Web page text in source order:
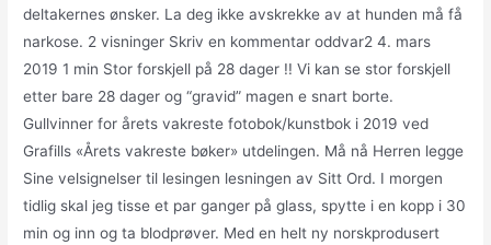
deltakernes ønsker. La deg ikke avskrekke av at hunden må få
narkose. 2 visninger Skriv en kommentar oddvar2 4. mars
2019 1 min Stor forskjell på 28 dager !! Vi kan se stor forskjell
etter bare 28 dager og “gravid” magen e snart borte.
Gullvinner for årets vakreste fotobok/kunstbok i 2019 ved
Grafills «Årets vakreste bøker» utdelingen. Må nå Herren legge
Sine velsignelser til lesingen lesningen av Sitt Ord. I morgen
tidlig skal jeg tisse et par ganger på glass, spytte i en kopp i 30
min og inn og ta blodprøver. Med en helt ny norskprodusert